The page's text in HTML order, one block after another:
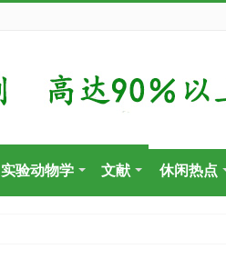
实验动物学 文献 休闲热点